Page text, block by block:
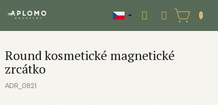
NÁKUPNÍ
KOŠÍK
Round kosmetické magnetické
zrcátko
ADR_0821